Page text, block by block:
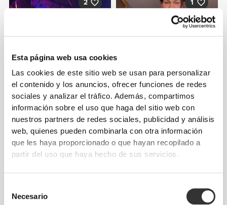
Esta página web usa cookies
Las cookies de este sitio web se usan para personalizar
el contenido y los anuncios, ofrecer funciones de redes
sociales y analizar el tráfico. Además, compartimos
información sobre el uso que haga del sitio web con
nuestros partners de redes sociales, publicidad y análisis
web, quienes pueden combinarla con otra información
que les haya proporcionado o que hayan recopilado a
partir del uso que haya hecho de sus servicios.
Necesario
2 1
Chamoun